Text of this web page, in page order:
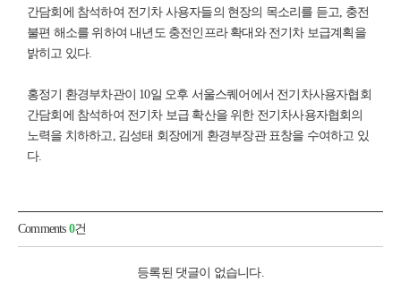
간담회에 참석하여 전기차 사용자들의 현장의 목소리를 듣고, 충전
불편 해소를 위하여 내년도 충전인프라 확대와 전기차 보급계획을
밝히고 있다.
홍정기 환경부차관이 10일 오후 서울스퀘어에서 전기차사용자협회
간담회에 참석하여 전기차 보급 확산을 위한 전기차사용자협회의
노력을 치하하고, 김성태 회장에게 환경부장관 표창을 수여하고 있
다.
Comments 0건
등록된 댓글이 없습니다.